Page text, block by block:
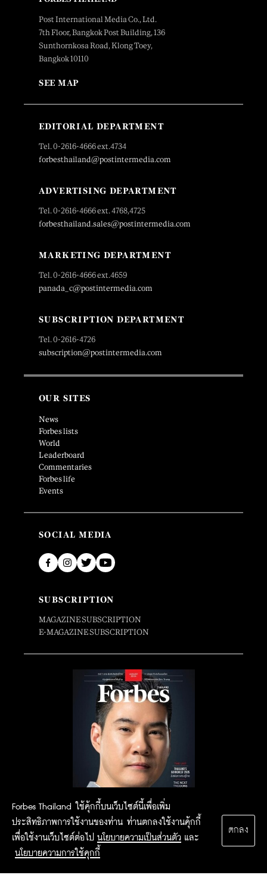
Forbes Thailand ใช้คุ้กกี้บนเว็บไซต์นี้เพื่อเพิ่ม
ประสิทธิภาพการใช้งานของท่าน ท่านตกลงใช้งานคุ้กกี้
เพื่อใช้งานเว็บไซต์ต่อไป นโยบายความเป็นส่วนตัว และ
นโยบายความการใช้คุกกี้
ตกลง
Post International Media Co., Ltd.
7th Floor, Bangkok Post Building, 136
Sunthornkosa Road, Klong Toey,
Bangkok 10110
SEE MAP
EDITORIAL DEPARTMENT
Tel. 0-2616-4666 ext.4734
forbesthailand@postintermedia.com
ADVERTISING DEPARTMENT
Tel. 0-2616-4666 ext. 4768,4725
forbesthailand.sales@postintermedia.com
MARKETING DEPARTMENT
Tel. 0-2616-4666 ext.4659
panada_c@postintermedia.com
SUBSCRIPTION DEPARTMENT
Tel. 0-2616-4726
subscription@postintermedia.com
OUR SITES
News
Forbes lists
World
Leaderboard
Commentaries
Forbes life
Events
SOCIAL MEDIA
SUBSCRIPTION
MAGAZINE SUBSCRIPTION
E-MAGAZINE SUBSCRIPTION
2015 Forbesthailand.com ALL RIGHTS RESERVED